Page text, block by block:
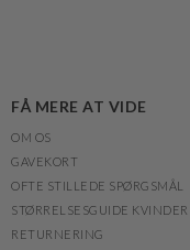
FÅ MERE AT VIDE
OM OS
GAVEKORT
OFTE STILLEDE SPØRGSMÅL
STØRRELSESGUIDE KVINDER
RETURNERING